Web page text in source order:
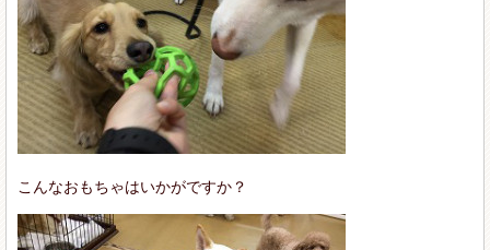
こんなおもちゃはいかがですか？